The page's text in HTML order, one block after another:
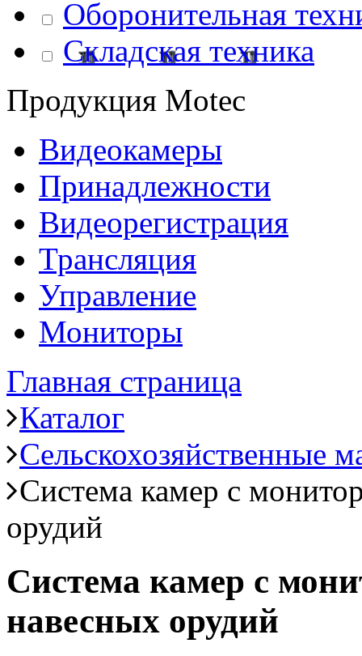
Оборонительная
Складская техника
Продукция Motec
Видеокамеры
Принадлежности
Видеорегистрация
Трансляция
Управление
Мониторы
Главная страница
Каталог
Сельскохозяйственные
Система камер с
орудий
Система камер с
навесных орудий